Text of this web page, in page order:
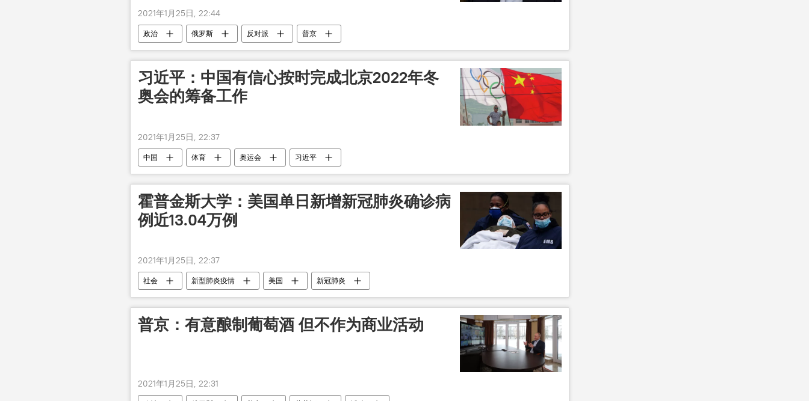
2021年1月25日, 22:44
政治 俄罗斯 反对派 普京
习近平：中国有信心按时完成北京2022年冬
奥会的筹备工作
2021年1月25日, 22:37
中国 体育 奥运会 习近平
霍普金斯大学：美国单日新增新冠肺炎确诊病
例近13.04万例
2021年1月25日, 22:37
社会 新型肺炎疫情 美国 新冠肺炎
普京：有意酿制葡萄酒 但不作为商业活动
2021年1月25日, 22:31